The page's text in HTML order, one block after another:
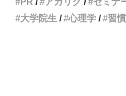
大学院生
心理学 習